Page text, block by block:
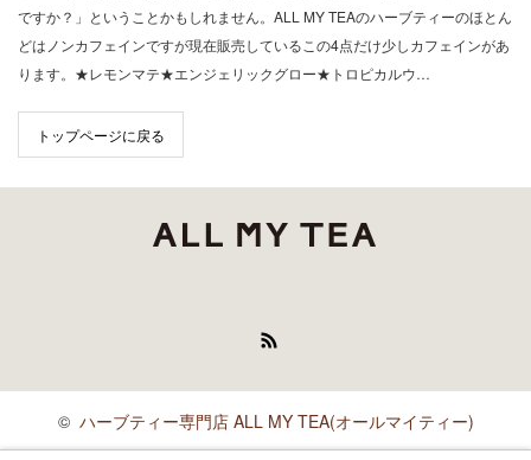
ですか？」ということかもしれません。ALL MY TEAのハーブティーのほとん
どはノンカフェインですが現在販売しているこの4点だけ少しカフェインがあ
ります。★レモンマテ★エンジェリックグロー★トロピカルウ…
トップページに戻る
© ハーブティー専門店 ALL MY TEA(オールマイティー)